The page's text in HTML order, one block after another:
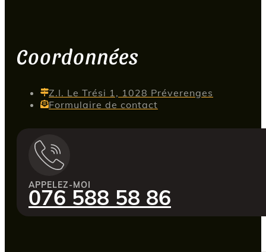
Coordonnées
Z.I. Le Trési 1, 1028 Préverenges
Formulaire de contact
APPELEZ-MOI
076 588 58 86